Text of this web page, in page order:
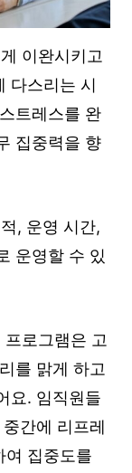
이완시키고
다스리는 시
트레스를 완
집중력을 향
, 운영 시간,
운영할 수 있
로그램은 고
를 맑게 하고
요. 임직원들
간에 리프레
여 집중도를